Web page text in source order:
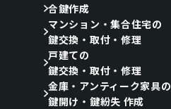
合鍵作成
マンション・集合住宅の
鍵交換・取付・修理
戸建ての
鍵交換・取付・修理
金庫・アンティーク家具の
鍵開け・鍵紛失 作成